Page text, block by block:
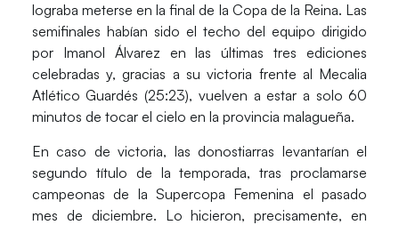
lograba meterse en la final de la Copa de la Reina. Las
semifinales habían sido el techo del equipo dirigido
por Imanol Álvarez en las últimas tres ediciones
celebradas y, gracias a su victoria frente al Mecalia
Atlético Guardés(25:23), vuelven a estar a solo 60
minutos de tocar el cielo en la provincia malagueña.
En caso de victoria, las donostiarras levantarían el
segundo título de la temporada, tras proclamarse
campeonas de la Supercopa Femenina el pasado
mes de diciembre. Lo hicieron, precisamente, en